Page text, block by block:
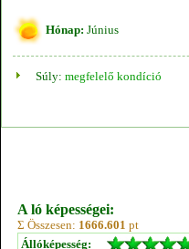
Hónap: Június
Súly: megfelelő kondíció
A ló képességei:
Σ Összesen: 1666.601 pt
Állóképesség: